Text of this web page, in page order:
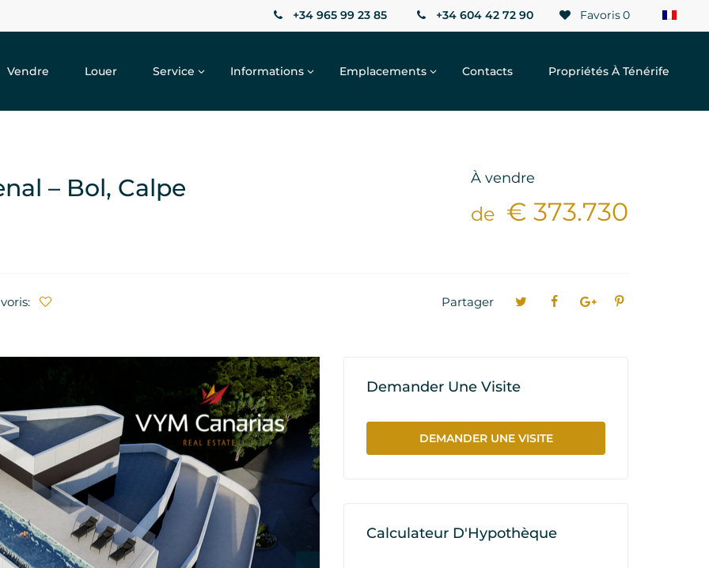
Favoris0
+34 965 99 23 85 +34 604 42 72 90
Vendre Louer Service Informations Emplacements Contacts Propriétés À Ténérife
– Bol, Calpe À vendre
de € 373.730
Partager
Demander Une Visite
DEMANDER UNE VISITE
Calculateur D'Hypothèque